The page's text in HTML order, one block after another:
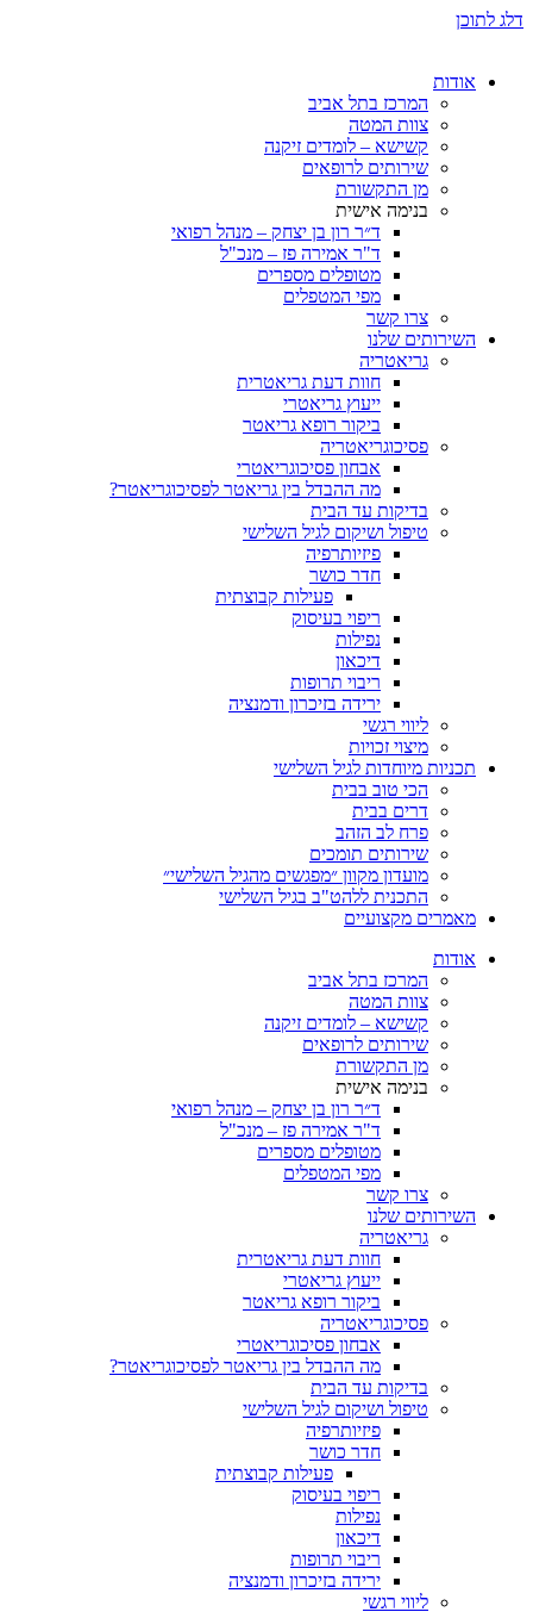
המרכז בתל אביב
צוות המטה
קשישא – לומדים זיקנה
שירותים לרופאים
מן התקשורת
בנימה אישית
ד״ר רון בן יצחק – מנהל רפואי
ד"ר אמירה פז – מנכ"ל
מטופלים מספרים
מפי המטפלים
שלנו
גריאטריה
חוות דעת גריאטרית
ייעוץ גריאטרי
ביקור רופא גריאטר
פסיכוגריאטריה
אבחון פסיכוגריאטרי
מה ההבדל בין גריאטר לפסיכוגריאטר?
בדיקות עד הבית
טיפול ושיקום לגיל השלישי
פיזיותרפיה
חדר כושר
פעילות קבוצתית
ריפוי בעיסוק
ריבוי תרופות
ירידה בזיכרון ודמנציה
מיצוי זכויות
מיוחדות לגיל השלישי
הכי טוב בבית
דרים בבית
פרח לב הזהב
שירותים תומכים
מועדון מקוון ״מפגשים מהגיל השלישי״
התכנית ללהט"ב בגיל השלישי
מקצועיים
המרכז בתל אביב
צוות המטה
קשישא – לומדים זיקנה
שירותים לרופאים
מן התקשורת
בנימה אישית
ד״ר רון בן יצחק – מנהל רפואי
ד"ר אמירה פז – מנכ"ל
מטופלים מספרים
מפי המטפלים
שלנו
גריאטריה
חוות דעת גריאטרית
ייעוץ גריאטרי
ביקור רופא גריאטר
פסיכוגריאטריה
אבחון פסיכוגריאטרי
מה ההבדל בין גריאטר לפסיכוגריאטר?
בדיקות עד הבית
טיפול ושיקום לגיל השלישי
פיזיותרפיה
חדר כושר
פעילות קבוצתית
ריפוי בעיסוק
ריבוי תרופות
ירידה בזיכרון ודמנציה